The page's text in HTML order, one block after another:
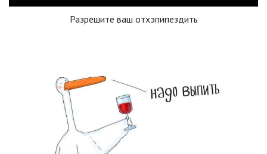
Разрешите ваш отхэпипездить